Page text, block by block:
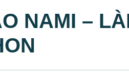
NAMI –